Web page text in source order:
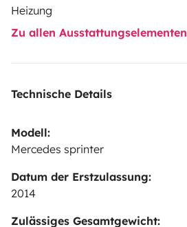
Heizung
Zu allen Ausstattungselementen
Technische Details
Modell:
Mercedes sprinter
Datum der Erstzulassung:
2014
Zulässiges Gesamtgewicht: